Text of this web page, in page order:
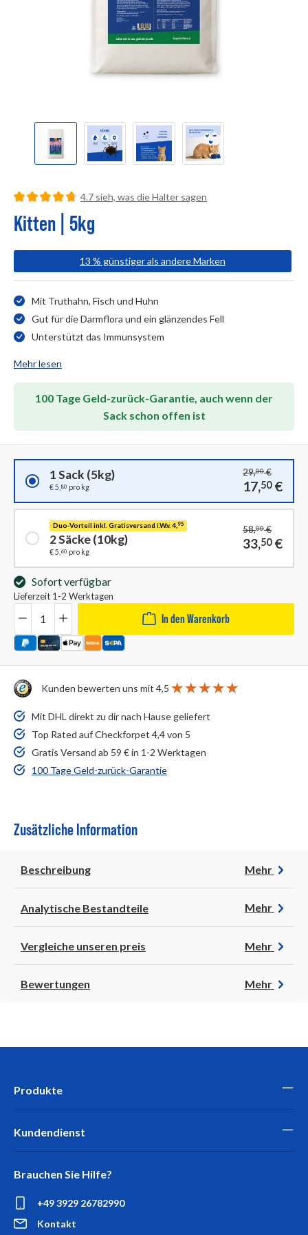
Durchschnittliche Bewertung von 4.74 von 5 Sternen
detail.reviewRatingSummary
4.7 sieh, was die Halter sagen
Kitten | 5kg
13 % günstiger als andere Marken
Mit Truthahn, Fisch und Huhn
Gut für die Darmflora und ein glänzendes Fell
Unterstützt das Immunsystem
Mehr lesen
100 Tage Geld-zurück-Garantie, auch wenn der
Sack schon offen ist
Sofort verfügbar
Lieferzeit 1-2 Werktagen
1 Sack (5kg)
€ 5,80 pro kg
29,00€
17,50€
Duo-Vorteil inkl. Gratisversand i.W.v. 4,95
2 Säcke (10kg)
€ 5,60 pro kg
58,00€
33,50€
In den Warenkorb
Kunden bewerten uns mit 4,5
Mit DHL direkt zu dir nach Hause geliefert
Top Rated auf Checkforpet 4,4 von 5
Gratis Versand ab 59 € in 1-2 Werktagen
100 Tage Geld-zurück-Garantie
Zusätzliche Information
Beschreibung Mehr
Analytische Bestandteile Mehr
Vergleiche unseren preis Mehr
Bewertungen Mehr
Produkte
Kundendienst
Brauchen Sie Hilfe?
+49 3929 26782990
Kontakt